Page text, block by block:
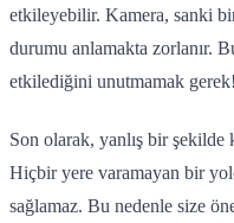
etkileyebilir. Kamera, sanki
durumu anlamakta zorlanır.
etkilediğini unutmamak gerek!
Son olarak, yanlış bir şekilde
Hiçbir yere varamayan bir
sağlamaz. Bu nedenle size